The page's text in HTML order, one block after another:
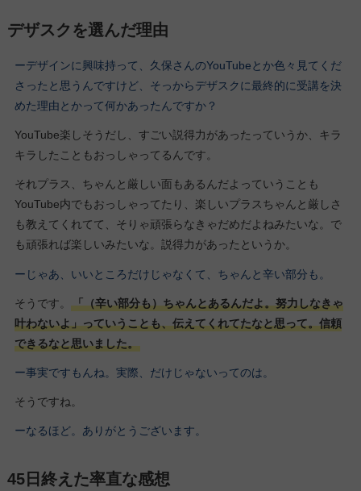
デザスクを選んだ理由
ーデザインに興味持って、久保さんのYouTubeとか色々見てくだ
さったと思うんですけど、そっからデザスクに最終的に受講を決
めた理由とかって何かあったんですか？
YouTube楽しそうだし、すごい説得力があったっていうか、キラ
キラしたこともおっしゃってるんです。
それプラス、ちゃんと厳しい面もあるんだよっていうことも
YouTube内でもおっしゃってたり、楽しいプラスちゃんと厳しさ
も教えてくれてて、そりゃ頑張らなきゃだめだよねみたいな。で
も頑張れば楽しいみたいな。説得力があったというか。
ーじゃあ、いいところだけじゃなくて、ちゃんと辛い部分も。
そうです。
「（辛い部分も）ちゃんとあるんだよ。努力しなきゃ
叶わないよ」っていうことも、伝えてくれてたなと思って。信頼
できるなと思いました。
ー事実ですもんね。実際、だけじゃないってのは。
そうですね。
ーなるほど。ありがとうございます。
45日終えた率直な感想